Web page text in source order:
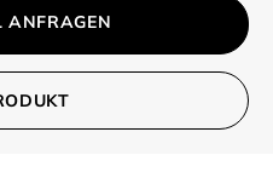
ANFRAGEN